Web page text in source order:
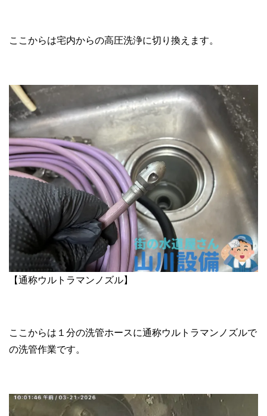
ここからは宅内からの高圧洗浄に切り換えます。
【通称ウルトラマンノズル】
ここからは１分の洗管ホースに通称ウルトラマンノズルで
の洗管作業です。